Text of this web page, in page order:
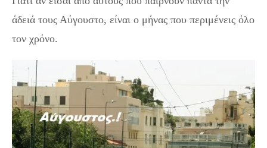
άδειά τους Αύγουστο, είναι ο μήνας που περιμένεις όλο
τον χρόνο.